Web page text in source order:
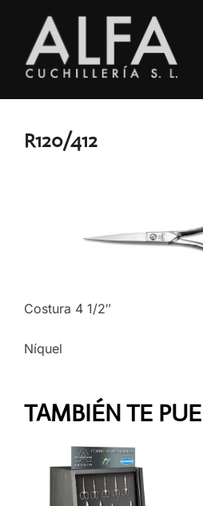
contenido
R120/412
Costura 4 1/2″
Níquel
TAMBIÉN TE